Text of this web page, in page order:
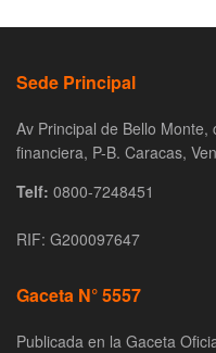
Sede Principal
Av Principal de Bello
financiera, P-B. Caracas,
Telf: 0800-7248451
RIF: G200097647
Gaceta N° 5557
Publicada en la Gaceta